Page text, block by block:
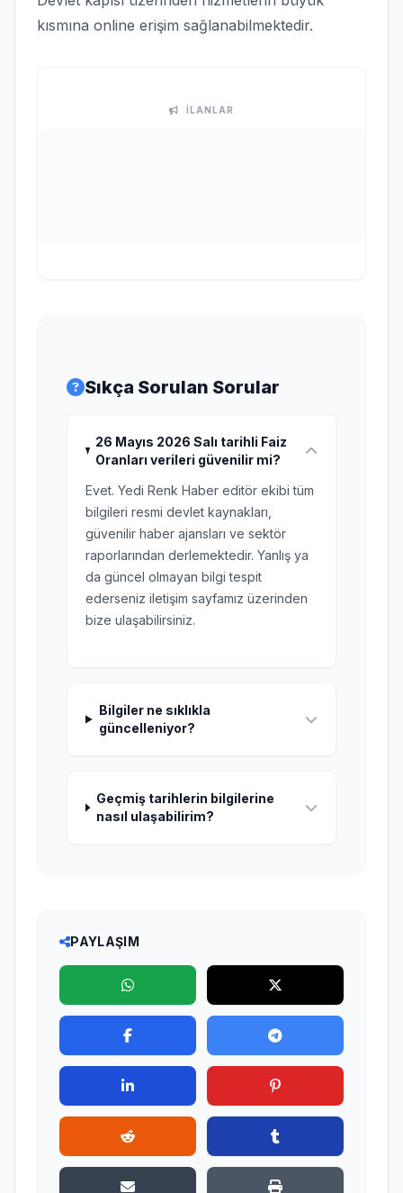
kısmına online erişim sağlanabilmektedir.
İLANLAR
Sıkça Sorulan Sorular
26 Mayıs 2026 Salı tarihli Faiz
Oranları verileri güvenilir mi?
Evet. Yedi Renk Haber editör ekibi tüm
bilgileri resmi devlet kaynakları,
güvenilir haber ajansları ve sektör
raporlarından derlemektedir. Yanlış ya
da güncel olmayan bilgi tespit
ederseniz iletişim sayfamız üzerinden
bize ulaşabilirsiniz.
Bilgiler ne sıklıkla
güncelleniyor?
Geçmiş tarihlerin bilgilerine
nasıl ulaşabilirim?
PAYLAŞIM